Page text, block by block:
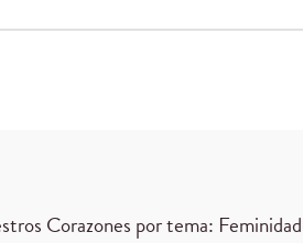
Corazones por tema: